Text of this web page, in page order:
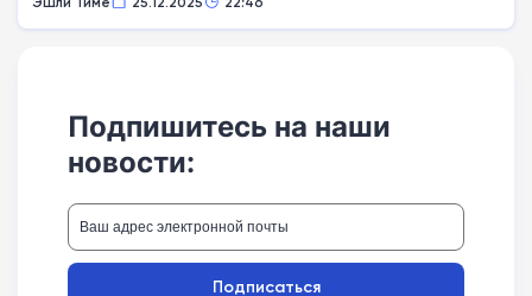
Подпишитесь на наши
новости:
Подписаться